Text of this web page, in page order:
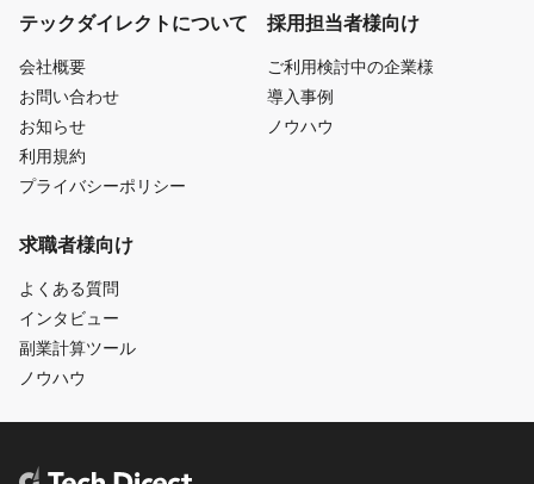
テックダイレクトについて
会社概要
お問い合わせ
お知らせ
利用規約
プライバシーポリシー
採用担当者様向け
ご利用検討中の企業様
導入事例
ノウハウ
求職者様向け
よくある質問
インタビュー
副業計算ツール
ノウハウ